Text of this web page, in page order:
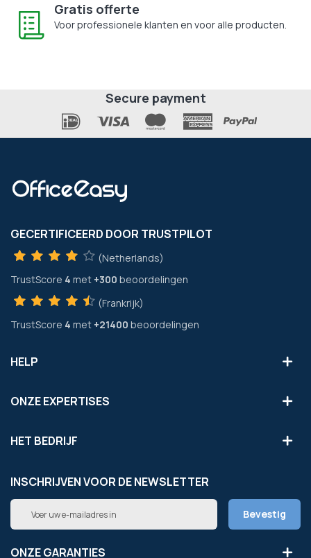
Gratis offerte
Voor professionele klanten en voor alle producten.
Secure payment
GECERTIFICEERD DOOR TRUSTPILOT
(Netherlands)
TrustScore 4 met +300 beoordelingen
(Frankrijk)
TrustScore 4 met +21400 beoordelingen
HELP
ONZE EXPERTISES
HET BEDRIJF
INSCHRIJVEN VOOR DE NEWSLETTER
Abonneer
op
onze
Bevestig
ONZE GARANTIES